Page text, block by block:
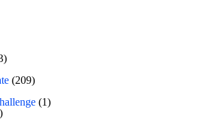
(209)
(1)